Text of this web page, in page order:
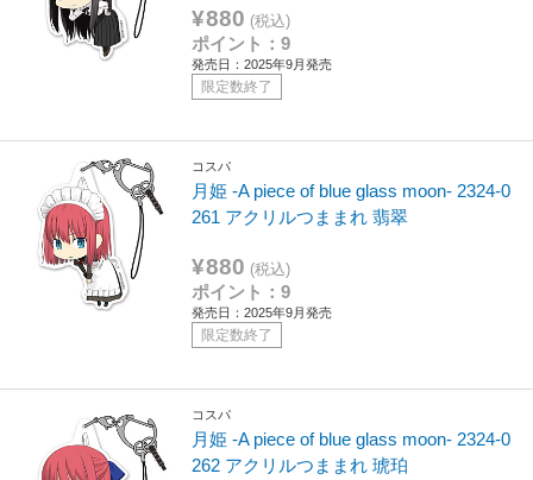
¥880 (税込)
ポイント：9
発売日：2025年9月発売
限定数終了
コスパ
月姫 -A piece of blue glass moon- 2324-0
261 アクリルつままれ 翡翠
¥880 (税込)
ポイント：9
発売日：2025年9月発売
限定数終了
コスパ
月姫 -A piece of blue glass moon- 2324-0
262 アクリルつままれ 琥珀